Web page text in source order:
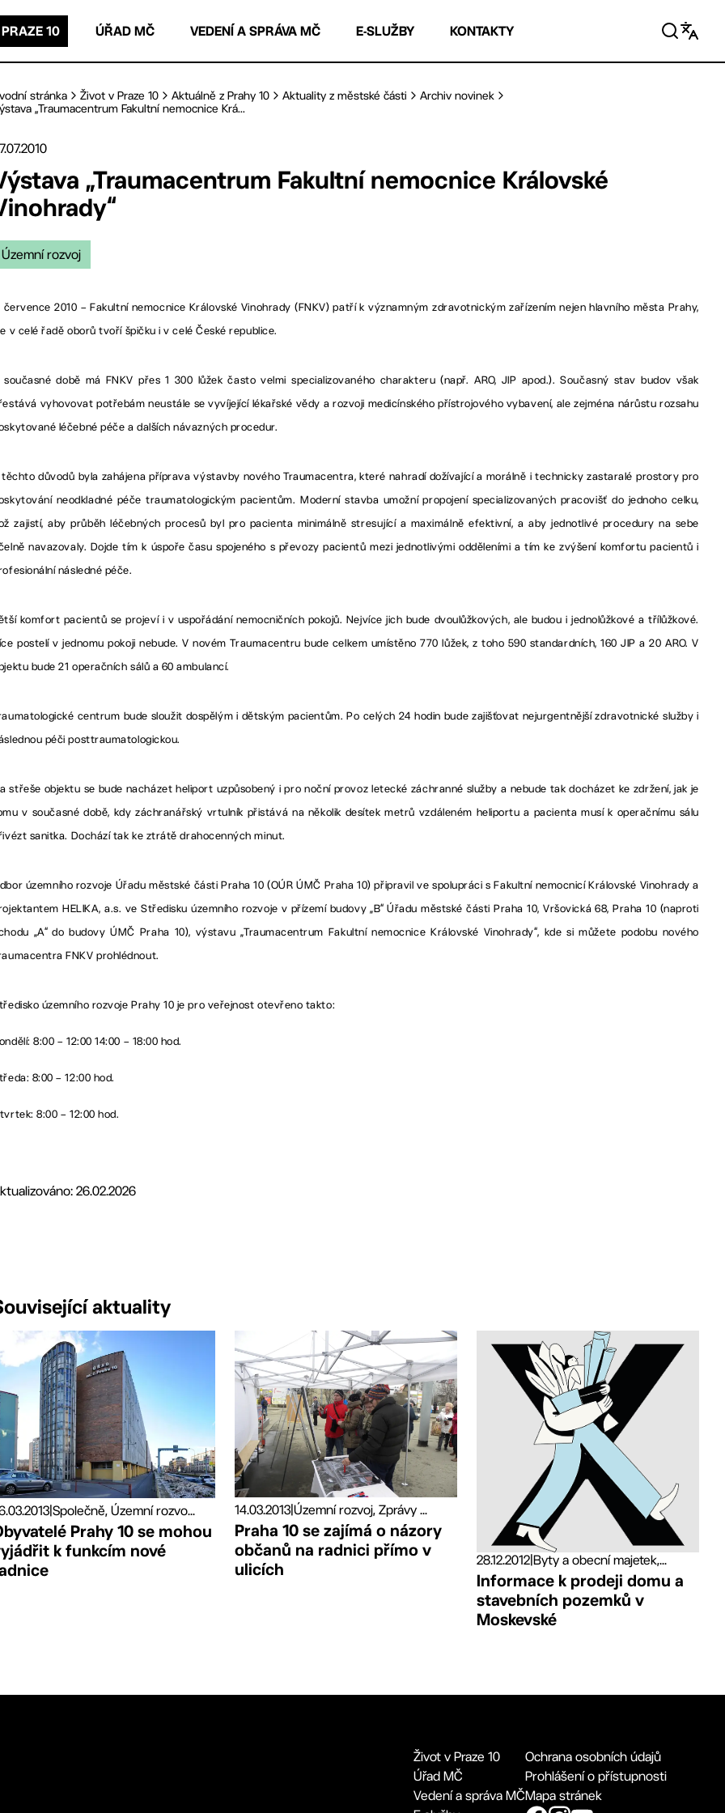
10 ÚŘAD MČ VEDENÍ A SPRÁVA MČ E-SLUŽBY KONTAKTY
stránka Život v Praze 10 Aktuálně z Prahy 10 Aktuality z městské části
Archiv novinek
„Traumacentrum Fakultní nemocnice Krá...
„Traumacentrum Fakultní nemocnice Královské
Územní rozvoj
července 2010 – Fakultní nemocnice Královské Vinohrady (FNKV) patří k významným zdravotnickým zařízením nejen hlavního města Prahy,
v celé řadě oborů tvoří špičku i v celé České republice.
současné době má FNKV přes 1 300 lůžek často velmi specializovaného charakteru (např. ARO, JIP apod.). Současný stav budov však
vyhovovat potřebám neustále se vyvíjející lékařské vědy a rozvoji medicínského přístrojového vybavení, ale zejména nárůstu rozsahu
léčebné péče a dalších návazných procedur.
těchto důvodů byla zahájena příprava výstavby nového Traumacentra, které nahradí dožívající a morálně i technicky zastaralé prostory pro
neodkladné péče traumatologickým pacientům. Moderní stavba umožní propojení specializovaných pracovišť do jednoho celku,
zajistí, aby průběh léčebných procesů byl pro pacienta minimálně stresující a maximálně efektivní, a aby jednotlivé procedury na sebe
navazovaly. Dojde tím k úspoře času spojeného s převozy pacientů mezi jednotlivými odděleními a tím ke zvýšení komfortu pacientů i
následné péče.
komfort pacientů se projeví i v uspořádání nemocničních pokojů. Nejvíce jich bude dvoulůžkových, ale budou i jednolůžkové a třílůžkové.
postelí v jednomu pokoji nebude. V novém Traumacentru bude celkem umístěno 770 lůžek, z toho 590 standardních, 160 JIP a 20 ARO. V
bude 21 operačních sálů a 60 ambulancí.
centrum bude sloužit dospělým i dětským pacientům. Po celých 24 hodin bude zajišťovat nejurgentnější zdravotnické služby i
péči posttraumatologickou.
střeše objektu se bude nacházet heliport uzpůsobený i pro noční provoz letecké záchranné služby a nebude tak docházet ke zdržení, jak je
v současné době, kdy záchranářský vrtulník přistává na několik desítek metrů vzdáleném heliportu a pacienta musí k operačnímu sálu
sanitka. Dochází tak ke ztrátě drahocenných minut.
územního rozvoje Úřadu městské části Praha 10 (OÚR ÚMČ Praha 10) připravil ve spolupráci s Fakultní nemocnicí Královské Vinohrady a
HELIKA, a.s. ve Středisku územního rozvoje v přízemí budovy „B“ Úřadu městské části Praha 10, Vršovická 68, Praha 10 (naproti
„A“ do budovy ÚMČ Praha 10), výstavu „Traumacentrum Fakultní nemocnice Královské Vinohrady“, kde si můžete podobu nového
FNKV prohlédnout.
územního rozvoje Prahy 10 je pro veřejnost otevřeno takto:
8:00 – 12:00 14:00 – 18:00 hod.
8:00 – 12:00 hod.
8:00 – 12:00 hod.
26.02.2026
aktuality
|Společně, Územní rozvo...
Prahy 10 se mohou
k funkcím nové
14.03.2013| Územní rozvoj, Zprávy ...
Praha 10 se zajímá o názory
občanů na radnici přímo v
ulicích
28.12.2012| Byty a obecní majetek,...
Informace k prodeji domu a
stavebních pozemků v
Moskevské
Život v Praze 10
Úřad MČ
Vedení a správa MČ
Ochrana osobních údajů
Prohlášení o přístupnosti
Mapa stránek